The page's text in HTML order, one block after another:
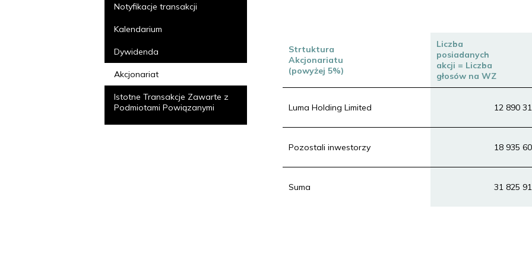
Notyfikacje transakcji
Kalendarium
Dywidenda
Akcjonariat
Istotne Transakcje Zawarte z
Podmiotami Powiązanymi
Strtuktura
Akcjonariatu
(powyżej 5%)
Liczba
posiadanych
akcji = Liczba
głosów na WZ
Luma Holding Limited 12 890
Pozostali inwestorzy 18 935
Suma 31 825